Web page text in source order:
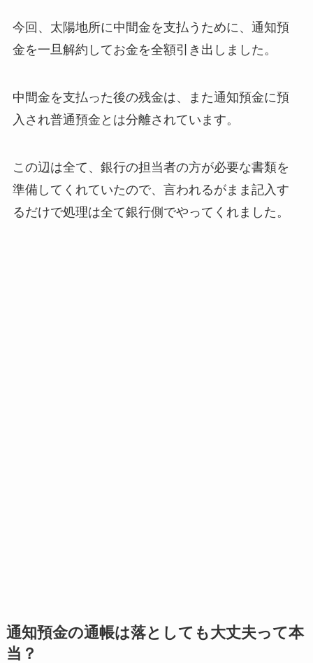
今回、太陽地所に中間金を支払うために、通知預
金を一旦解約してお金を全額引き出しました。
中間金を支払った後の残金は、また通知預金に預
入され普通預金とは分離されています。
この辺は全て、銀行の担当者の方が必要な書類を
準備してくれていたので、言われるがまま記入す
るだけで処理は全て銀行側でやってくれました。
通知預金の通帳は落としても大丈夫って本
当？